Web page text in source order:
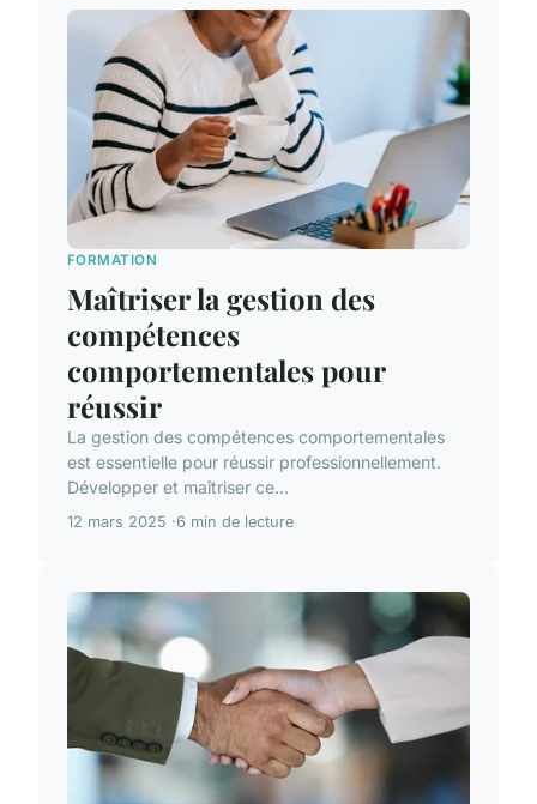
FORMATION
Maîtriser la gestion des
compétences
comportementales pour
réussir
La gestion des compétences comportementales
est essentielle pour réussir professionnellement.
Développer et maîtriser ce...
12 mars 2025 6 min de lecture